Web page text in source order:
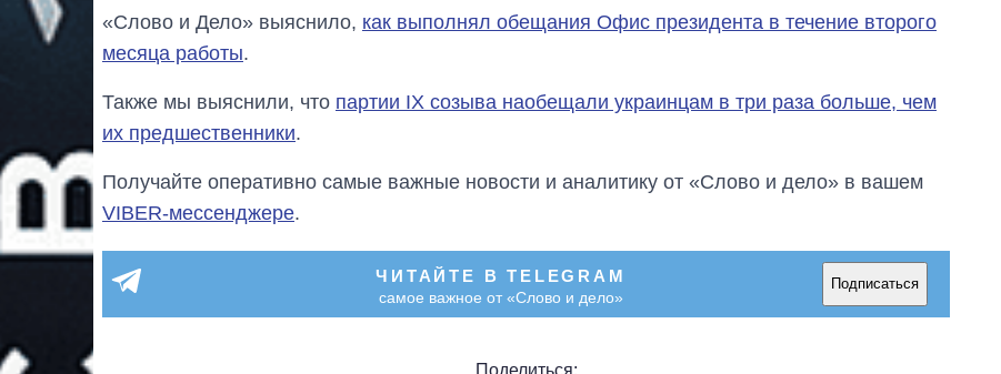
«Слово и Дело» выяснило, как выполнял обещания Офис президента в течение второго
месяца работы.
Также мы выяснили, что партии IX созыва наобещали украинцам в три раза больше, чем
их предшественники.
Получайте оперативно самые важные новости и аналитику от «Слово и дело» в вашем
VIBER-мессенджере.
ЧИТАЙТЕ В TELEGRAM
самое важное от «Слово и дело»
Подписаться
Поделиться: